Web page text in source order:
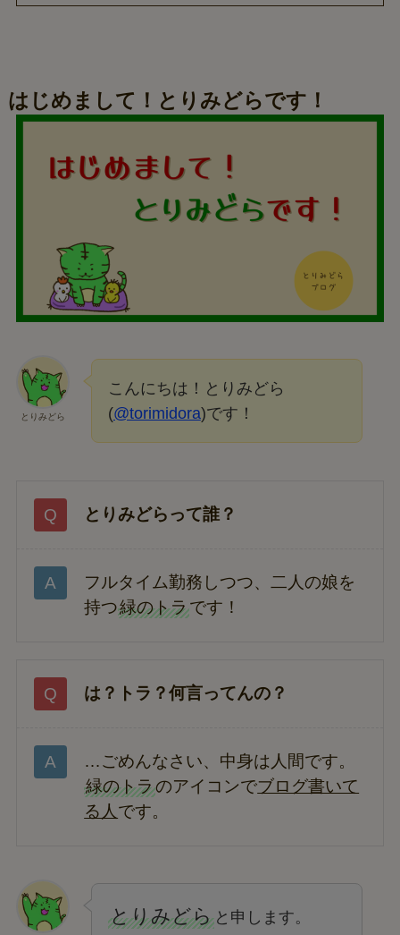
はじめまして！とりみどらです！
とりみどら
こんにちは！とりみどら
(@torimidora)です！
とりみどらって誰？
フルタイム勤務しつつ、二人の娘を
持つ緑のトラです！
は？トラ？何言ってんの？
…ごめんなさい、中身は人間です。
緑のトラのアイコンでブログ書いて
る人です。
とりみどらと申します。